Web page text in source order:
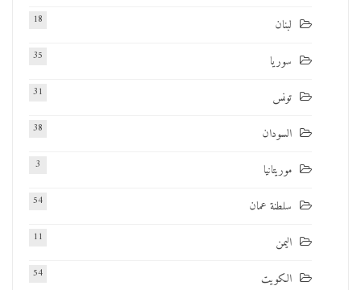
لبنان 18
سوريا 35
تونس 31
السودان 38
موريتانيا 3
سلطنة عمان 54
اليمن 11
الكويت 54